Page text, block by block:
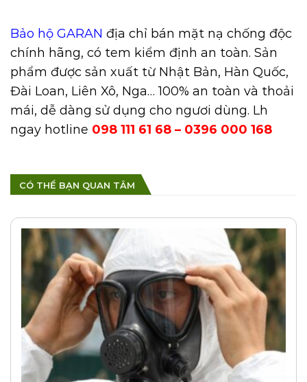
Bảo hộ GARAN địa chỉ bán mặt nạ chống độc
chính hãng, có tem kiểm định an toàn. Sản
phẩm được sản xuất từ Nhật Bản, Hàn Quốc,
Đài Loan, Liên Xô, Nga… 100% an toàn và thoải
mái, dễ dàng sử dụng cho ngươi dùng. Lh
ngay hotline 098 111 61 68 – 0396 000 168
CÓ THỂ BẠN QUAN TÂM